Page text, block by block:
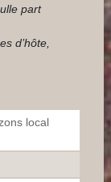
part
d’hôte,
local